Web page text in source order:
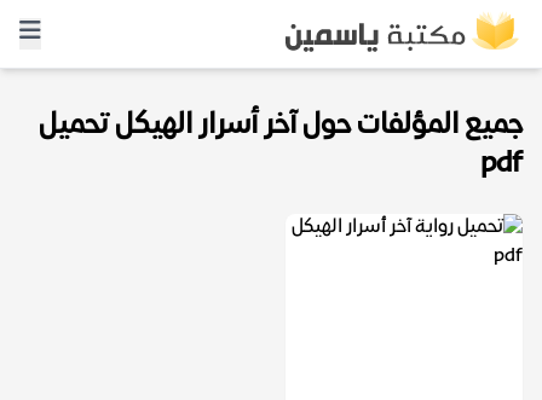
جميع المؤلفات حول آخر أسرار الهيكل تحميل
pdf